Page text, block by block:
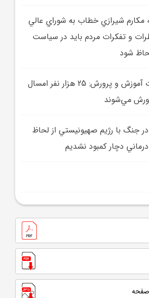
مکارم شيرازي خطاب به شوراي عالي
و تفکرات مردم بايد در سياست
شود
سخنگوي وزارت آموزش و پرورش: 25 هزار نفر امسال
مي‌شوند
جنگ با رژيم صهيونيستي از لحاظ
دچار کمبود نشديم
صفحه